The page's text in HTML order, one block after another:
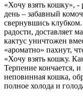
«Хочу взять кошку»,
день – забавный
свернувшись
радости, доставляет
кактус уничтожен
«ароматно» пахнут,
«Хочу взять кошку.
Терпение кончается,
неповинная кошка,
полное холода и